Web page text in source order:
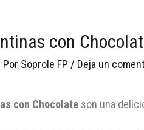
con
Por Soprole FP / Deja un
con Chocolate son una